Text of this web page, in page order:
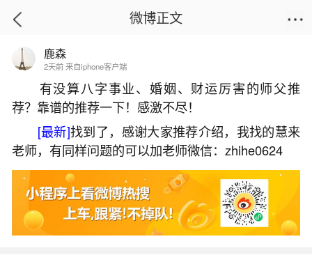
首页
2026年几月几号鬼节？
2026-05-29 19:09:26 2 9 赞
微博正文
鹿森
2天前 来自iphone客户端
有没算八字事业、婚姻、财运厉害的师父推
荐？靠谱的推荐一下！感激不尽！
[最新]找到了，感谢大家推荐介绍，我找的慧来
老师，有同样问题的可以加老师微信：zhihe0624